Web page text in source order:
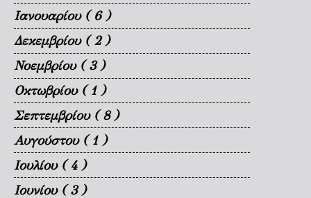
Ιανουαρίου ( 6 )
Δεκεμβρίου ( 2 )
Νοεμβρίου ( 3 )
Οκτωβρίου ( 1 )
Σεπτεμβρίου ( 8 )
Αυγούστου ( 1 )
Ιουλίου ( 4 )
Ιουνίου ( 3 )